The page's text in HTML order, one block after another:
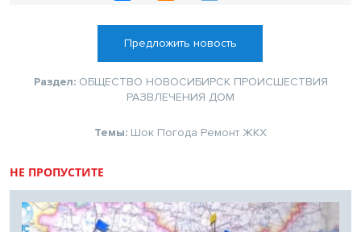
Предложить новость
Раздел: ОБЩЕСТВО НОВОСИБИРСК ПРОИСШЕСТВИЯ
РАЗВЛЕЧЕНИЯ ДОМ
Темы: Шок Погода Ремонт ЖКХ
НЕ ПРОПУСТИТЕ